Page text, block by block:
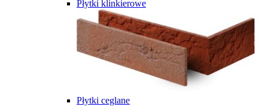
Płytki klinkierowe
Płytki ceglane